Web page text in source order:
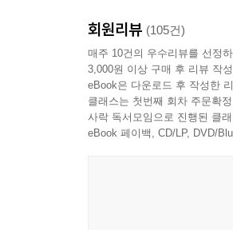
있는 무허가였으면 좋겠
35미터의 크레인 위에
독거노인들이 있다. 삼 년
믿기 어렵게도 사라진 줄
회원리뷰 (105건)
매주 10건의 우수리뷰를 선정
3,000원 이상 구매 후 리뷰 작
eBook은 다운로드 후 작성한
클래스는 첫번째 회차 주문확
사락 독서모임으로 진행된 클
eBook 페이백, CD/LP, DVD/